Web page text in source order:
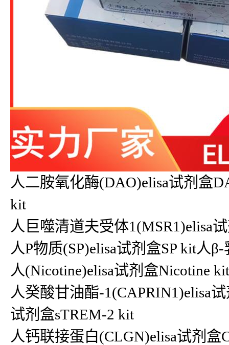
人二胺氧化酶(DAO)elisa试剂盒
kit
人巨噬清道夫受体1(MSR1)elisa
人P物质(SP)elisa试剂盒SP kit人
人(Nicotine)elisa试剂盒Nicotine
人癸酸甘油酯-1(CAPRIN1)elisa
试剂盒sTREM-2 kit
人钙联接蛋白(CLGN)elisa试剂